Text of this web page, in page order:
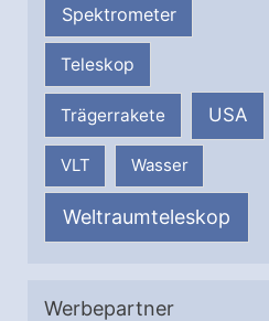
Spektrometer
Teleskop
Trägerrakete USA
VLT Wasser
Weltraumteleskop
Werbepartner